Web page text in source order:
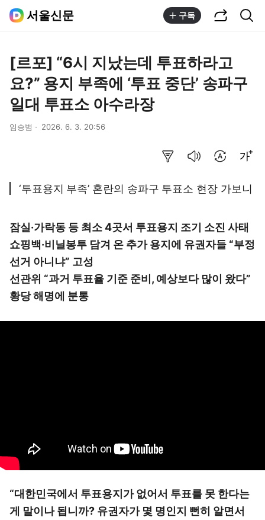
서울신문 구독
[르포] “6시 지났는데 투표하라고
요?” 용지 부족에 ‘투표 중단’ 송파구
일대 투표소 아수라장
임승범 2026. 6. 3. 20:56
‘투표용지 부족’ 혼란의 송파구 투표소 현장 가보니
잠실·가락동 등 최소 4곳서 투표용지 조기 소진 사태
쇼핑백·비닐봉투 담겨 온 추가 용지에 유권자들 “부정
선거 아니냐” 고성
선관위 “과거 투표율 기준 준비, 예상보다 많이 왔다”
황당 해명에 분통
“대한민국에서 투표용지가 없어서 투표를 못 한다는
게 말이나 됩니까? 유권자가 몇 명인지 뻔히 알면서